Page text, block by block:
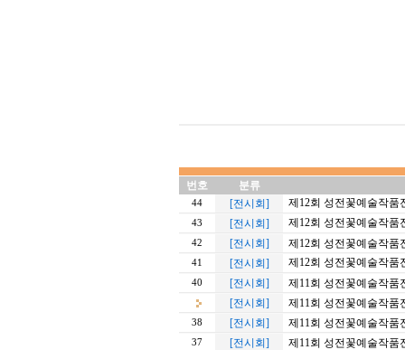
번호 분류
44 [전시회] 제12회 성전꽃예술작품
43 [전시회] 제12회 성전꽃예술작품
42 [전시회] 제12회 성전꽃예술작품
41 [전시회] 제12회 성전꽃예술작품
40 [전시회]
제11회 성전꽃예술작품
[전시회]
제11회 성전꽃예술작품
38 [전시회] 제11회 성전꽃예술작품
37 [전시회] 제11회 성전꽃예술작품